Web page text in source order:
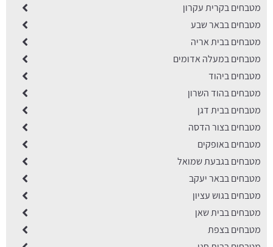
מטבחים בקרית עקרון
מטבחים בבאר שבע
מטבחים בבית אריה
מטבחים במעלה אדומים
מטבחים ביהוד
מטבחים בהוד השרון
מטבחים בבית דגן
מטבחים בצור הדסה
מטבחים באופקים
מטבחים בגבעת שמואל
מטבחים בבאר יעקב
מטבחים בגוש עציון
מטבחים בבית שאן
מטבחים בצפת